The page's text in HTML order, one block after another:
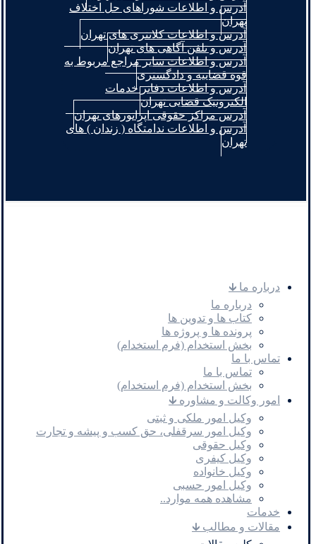
آدرس و اطلاعات شوراهای حل اختلاف
تهران
آدرس و اطلاعات کلانتری های تهران
آدرس و تلفن آگاهی های تهران
آدرس و اطلاعات سایر مراجع مربوط به
قوه قضاییه و دادگستری
آدرس و اطلاعات دفاتر خدمات
الکترونیک قضایی تهران
آدرس مراکز حقوقی اپراتورهای تهران
آدرس و اطلاعات ندامتگاه ( زندان ) های
تهران
درباره ما 🡳
درباره ما
کتاب ها و تدوین ها
پرونده ها و پروژه ها
بخش استخدام (فرم استخدام)
تماس با ما
تماس با ما
بخش استخدام (فرم استخدام)
امور وکالت و مشاوره 🡳
وکیل امور ملکی و ثبتی
وکیل امور سرقفلی، حق کسب و پیشه و تجارت
وکیل حقوقی
وکیل کیفری
وکیل خانواده
وکیل امور حسبی
مشاهده همه موارد..
خدمات
مقالات و مطالب 🡳